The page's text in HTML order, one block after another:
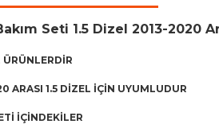
Seti 1.5 Dizel 2013-2020
ARASI 1.5 DİZEL İÇİN UYUMLUDUR
İÇİNDEKİLER